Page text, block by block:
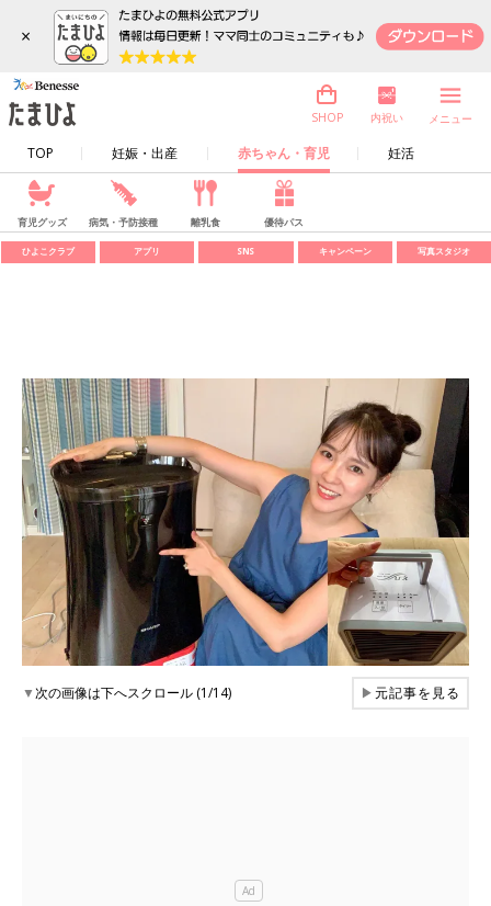
×
TOP 妊娠・出産 赤ちゃん・育児 妊活
SHOP 内祝い メニュー
育児グッズ 病気・予防接種 離乳食 優待パス
ひよこクラブ アプリ SNS キャンペーン 写真スタジオ
▼次の画像は下へスクロール (1/14) ▶元記事を見る